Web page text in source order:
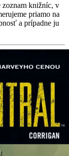
zoznam knižníc, v
priamo na
a prípadne ju